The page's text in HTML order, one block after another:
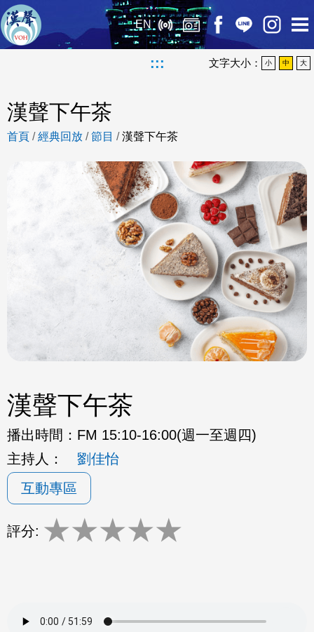
EN
::: 文字大小： 小 中 大
漢聲下午茶
首頁 /經典回放 /節目 /漢聲下午茶
漢聲下午茶
播出時間： FM 15:10-16:00(週一至週四)
主持人：
劉佳怡
互動專區
評分: ★★★★★